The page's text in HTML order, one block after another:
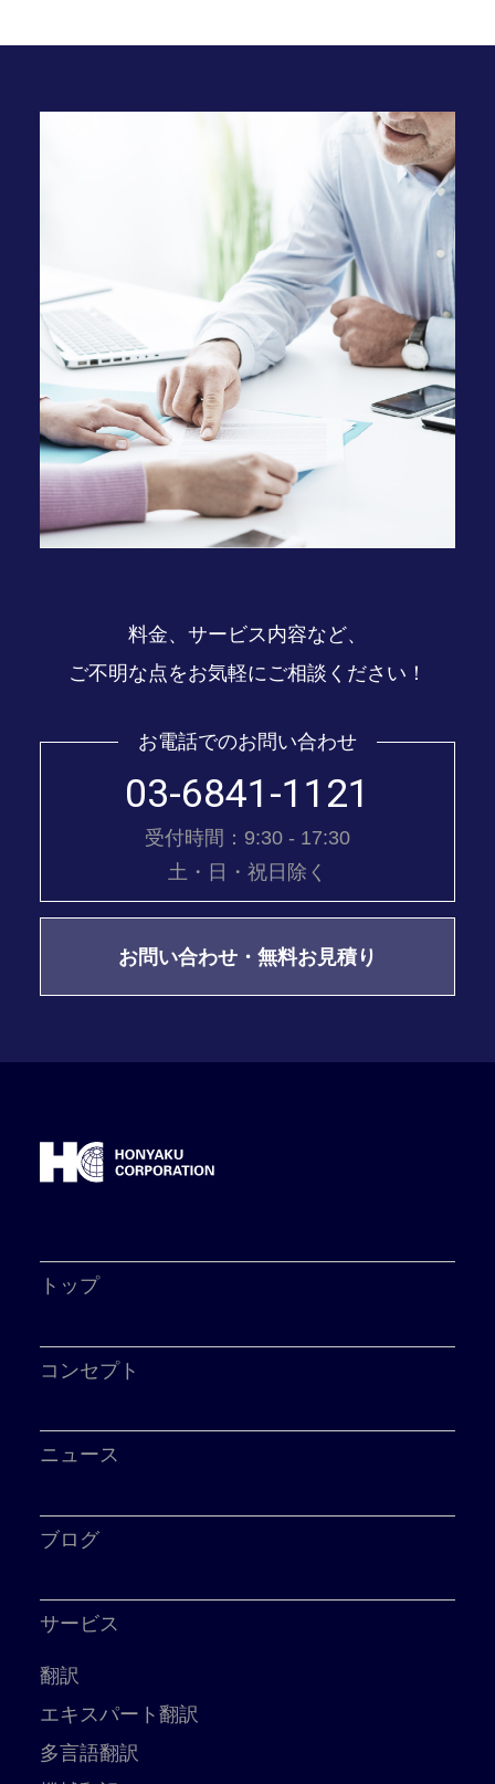
料金、サービス内容など、
ご不明な点をお気軽にご相談ください！
お電話でのお問い合わせ
03-6841-1121
受付時間：9:30 - 17:30
土・日・祝日除く
お問い合わせ・無料お見積り
トップ
コンセプト
ニュース
ブログ
サービス
翻訳
エキスパート翻訳
多言語翻訳